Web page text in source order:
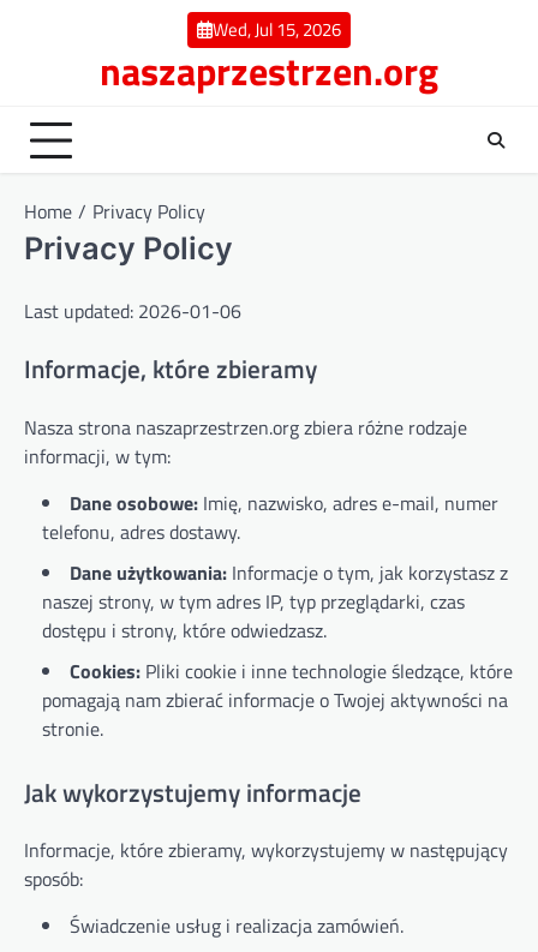
Wed, Jul 15, 2026
naszaprzestrzen.org
Home Privacy Policy
Privacy Policy
Last updated: 2026-01-06
Informacje, które zbieramy
Nasza strona naszaprzestrzen.org zbiera różne rodzaje
informacji, w tym:
Dane osobowe: Imię, nazwisko, adres e-mail, numer
telefonu, adres dostawy.
Dane użytkowania: Informacje o tym, jak korzystasz z
naszej strony, w tym adres IP, typ przeglądarki, czas
dostępu i strony, które odwiedzasz.
Cookies: Pliki cookie i inne technologie śledzące, które
pomagają nam zbierać informacje o Twojej aktywności na
stronie.
Jak wykorzystujemy informacje
Informacje, które zbieramy, wykorzystujemy w następujący
sposób:
Świadczenie usług i realizacja zamówień.